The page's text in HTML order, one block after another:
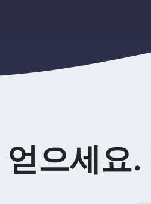
으세요